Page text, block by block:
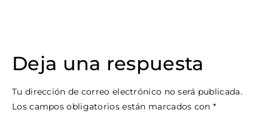
Deja una respuesta
Tu dirección de correo electrónico no será publicada.
Los campos obligatorios están marcados con *